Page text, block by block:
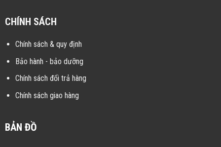
CHÍNH SÁCH
Chính sách & quy định
Bảo hành - bảo dưỡng
Chính sách đổi trả hàng
Chính sách giao hàng
BẢN ĐỒ